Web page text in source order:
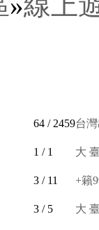
64 / 2459台
1 / 1 大
3 / 11 +籟
3 / 5 大